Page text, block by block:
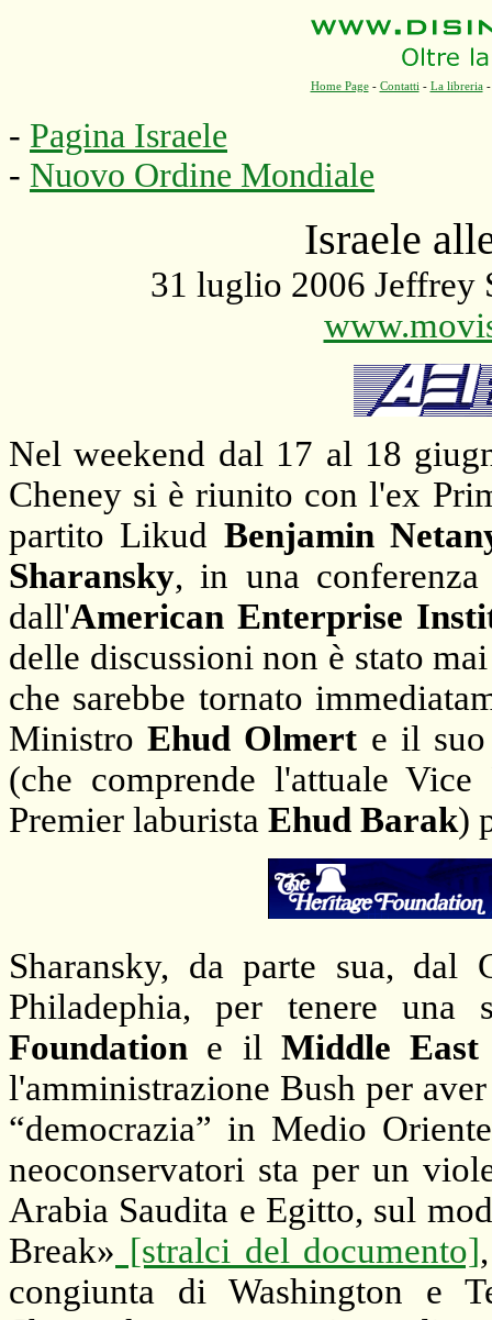
Home Page- Contatti - La libreria
- Pagina Israele
- Nuovo Ordine Mondiale
Israele
31 luglio 2006 Jeffrey
Nel weekend dal 17 al 18
Cheney si è riunito con l'ex
partito Likud Benjamin
Sharansky, in una
dall'American Enterprise
delle discussioni non è stato
che sarebbe tornato
MinistroEhud Olmert e il
(che comprende l'attuale
Premier laburista Ehud Barak)
Sharansky, da parte sua, dal
Philadephia, per tenere
Foundation e ilMiddle
l'amministrazione Bush per
“democrazia” in Medio
neoconservatori sta per un
Arabia Saudita e Egitto, sul
Break» [stralci del documento]
congiunta di Washington e